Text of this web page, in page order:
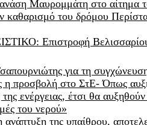
Μαυρομμάτη στο αίτημα
καθαρισμό του δρόμου
Επιστροφή
για τη
προσβολή στο ΣτΕ- Όπως
της ενέργειας, έτσι θα
του νερού»
της υπαίθρου,